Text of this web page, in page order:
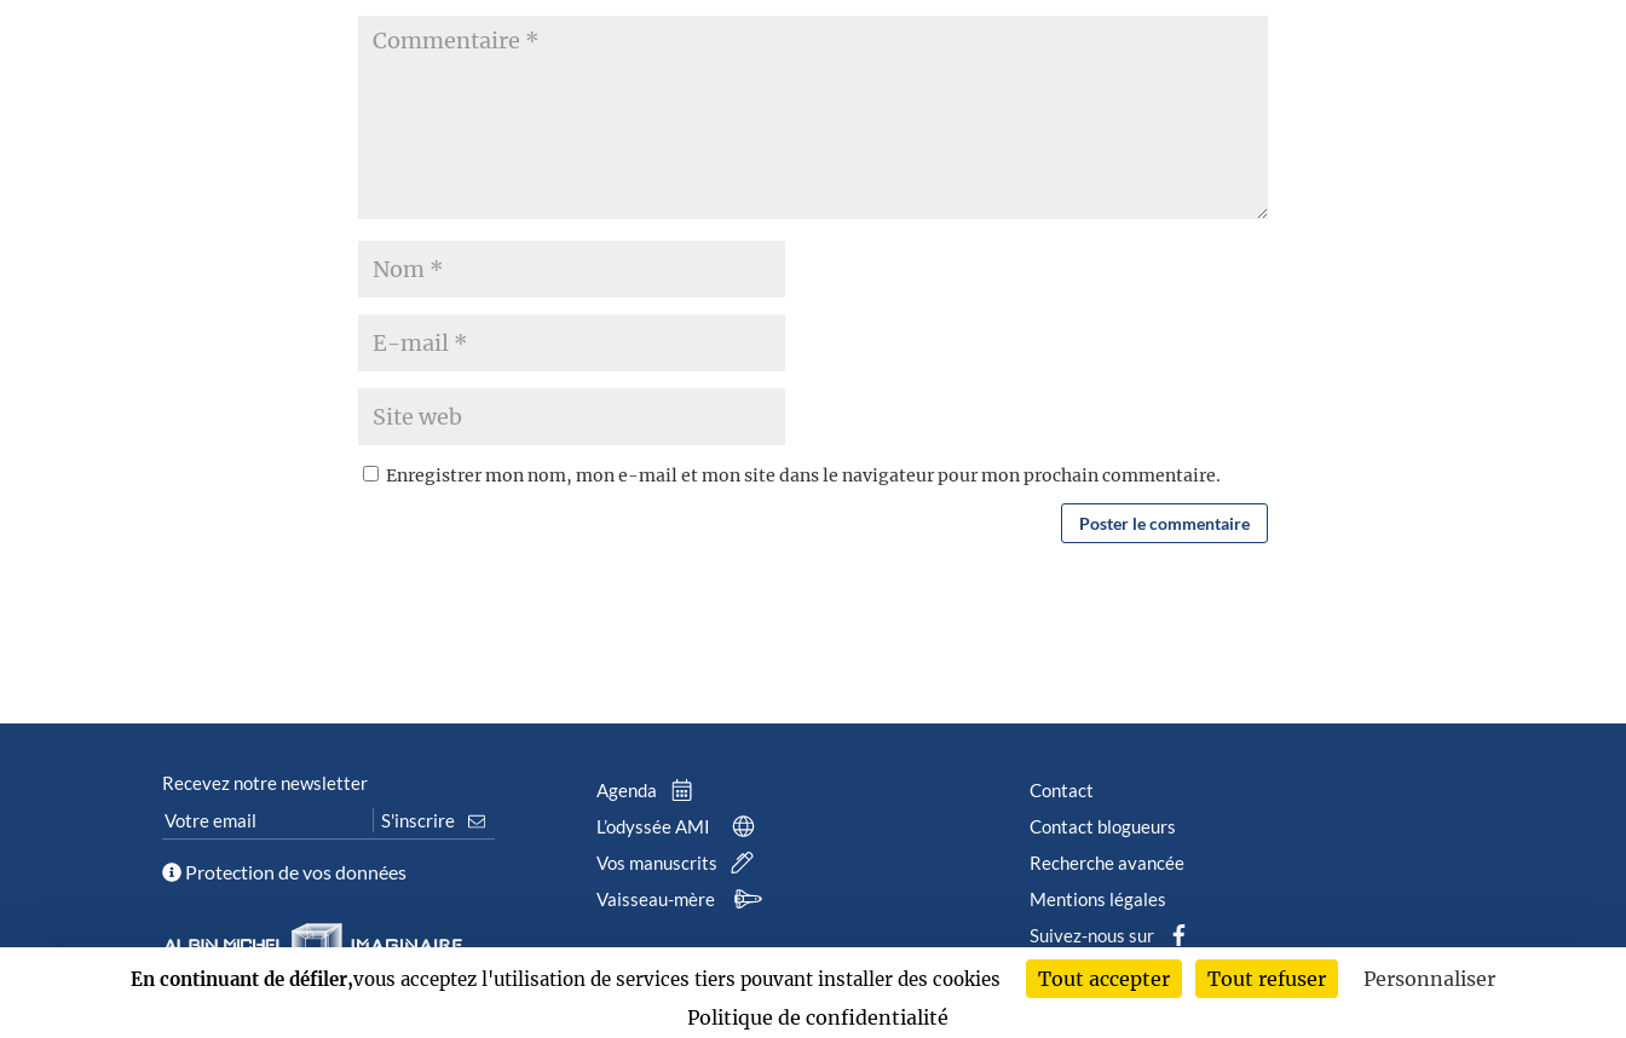
Enregistrer mon nom, mon e-mail et mon site dans le navigateur pour mon prochain commentaire.
Recevez notre newsletter
Protection de vos données
Agenda
L’odyssée AMI
Vos manuscrits
Vaisseau-mère
Contact
Contact blogueurs
Recherche avancée
Mentions légales
Suivez-nous sur
2026 © Albin Michel Imaginaire - Tous droits réservés
En continuant de défiler,vous acceptez l'utilisation de services tiers pouvant installer des cookies Tout accepter Tout refuser
Personnaliser
Politique de confidentialité